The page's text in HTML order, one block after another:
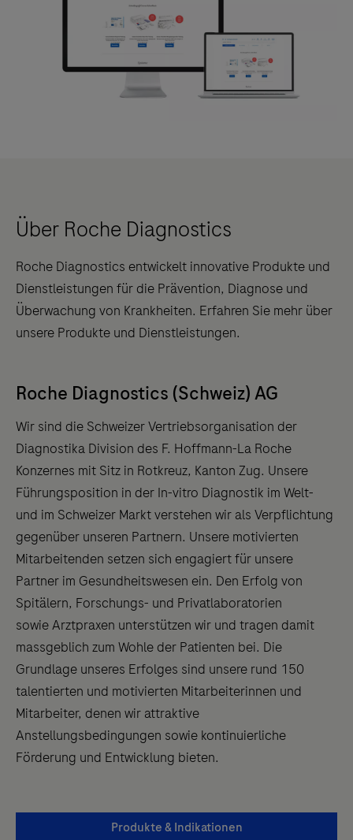
Über Roche Diagnostics
Roche Diagnostics entwickelt innovative Produkte und
Dienstleistungen für die Prävention, Diagnose und
Überwachung von Krankheiten. Erfahren Sie mehr über
unsere Produkte und Dienstleistungen.
Roche Diagnostics (Schweiz) AG
Wir sind die Schweizer Vertriebsorganisation der
Diagnostika Division des F. Hoffmann-La Roche
Konzernes mit Sitz in Rotkreuz, Kanton Zug. Unsere
Führungsposition in der In-vitro Diagnostik im Welt-
und im Schweizer Markt verstehen wir als Verpflichtung
gegenüber unseren Partnern. Unsere motivierten
Mitarbeitenden setzen sich engagiert für unsere
Partner im Gesundheitswesen ein. Den Erfolg von
Spitälern, Forschungs- und Privatlaboratorien
sowie Arztpraxen unterstützen wir und tragen damit
massgeblich zum Wohle der Patienten bei. Die
Grundlage unseres Erfolges sind unsere rund 150
talentierten und motivierten Mitarbeiterinnen und
Mitarbeiter, denen wir attraktive
Anstellungsbedingungen sowie kontinuierliche
Förderung und Entwicklung bieten.
Produkte & Indikationen